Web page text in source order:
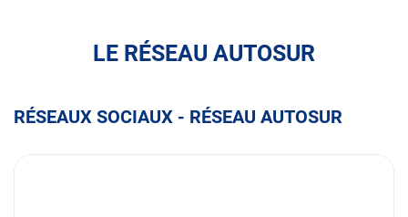
LE RÉSEAU AUTOSUR
RÉSEAUX SOCIAUX - RÉSEAU AUTOSUR